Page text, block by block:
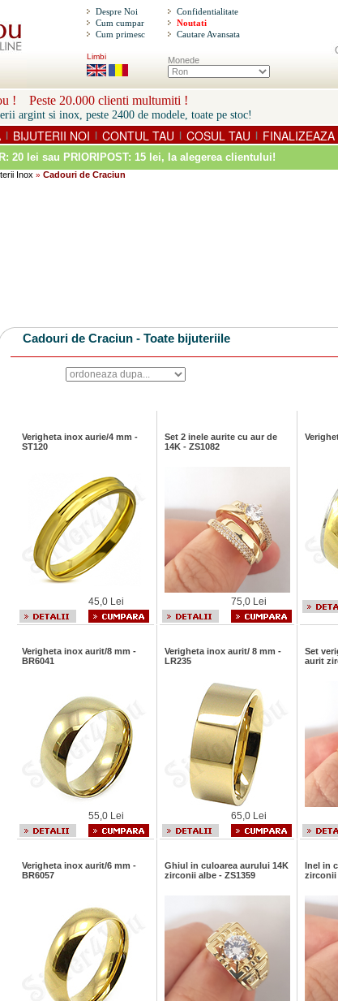
Despre Noi
Cum cumpar
Cum primesc
Confidentialitate
Noutati
Cautare Avansata
Limbi Monede
! Peste 20.000 clienti multumiti !
argint si inox, peste 2400 de modele, toate pe stoc!
| BIJUTERII NOI | CONTUL TAU | COSUL TAU |
20 lei sau PRIORIPOST: 15 lei, la alegerea clientului!
Inox » Cadouri de Craciun
Cadouri de Craciun - Toate bijuteriile
Verigheta inox aurie/4 mm -
ST120
45,0 Lei
Set 2 inele aurite cu aur de
14K - ZS1082
75,0 Lei
Verigheta inox aurit/8 mm -
BR6041
55,0 Lei
Verigheta inox aurit/ 8 mm -
LR235
65,0 Lei
Set
aurit
Verigheta inox aurit/6 mm -
BR6057
Ghiul in culoarea aurului 14K
zirconii albe - ZS1359
Inel in
zirconii